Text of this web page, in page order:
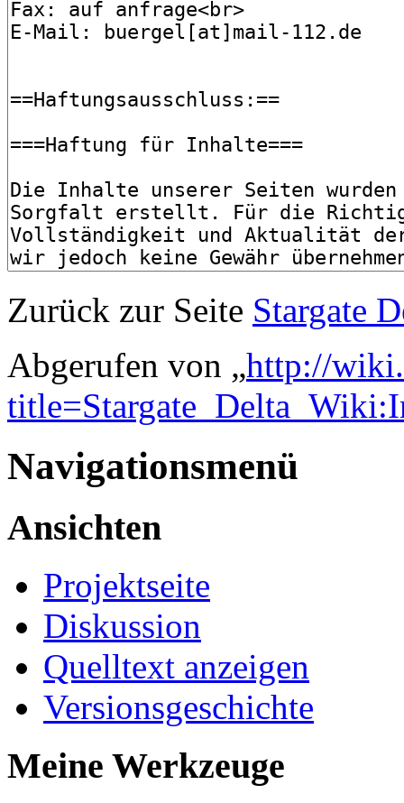
Zurück zur Seite Stargate
Abgerufen von „http://
Navigationsmenü
Ansichten
Projektseite
Diskussion
Quelltext anzeigen
Versionsgeschichte
Meine Werkzeuge